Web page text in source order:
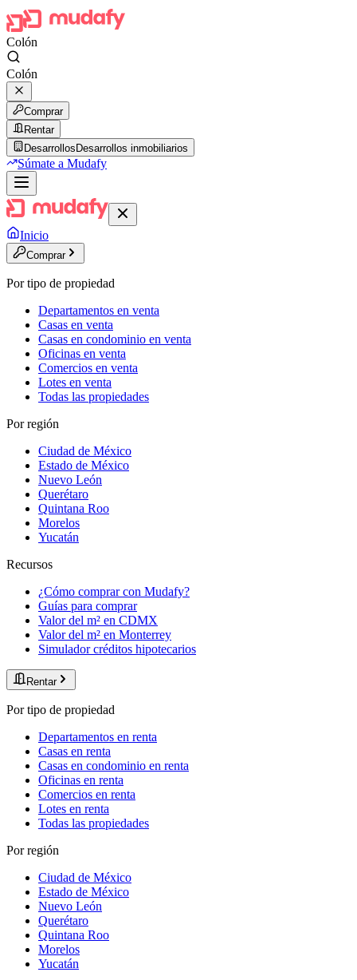
Colón
Colón
Comprar
Rentar
Desarrollos Desarrollos inmobiliarios
Súmate a Mudafy
Inicio
Comprar
Por tipo de propiedad
Departamentos en venta
Casas en venta
Casas en condominio en venta
Oficinas en venta
Comercios en venta
Lotes en venta
Todas las propiedades
Por región
Ciudad de México
Estado de México
Nuevo León
Querétaro
Quintana Roo
Morelos
Yucatán
Recursos
¿Cómo comprar con Mudafy?
Guías para comprar
Valor del m² en CDMX
Valor del m² en Monterrey
Simulador créditos hipotecarios
Rentar
Por tipo de propiedad
Departamentos en renta
Casas en renta
Casas en condominio en renta
Oficinas en renta
Comercios en renta
Lotes en renta
Todas las propiedades
Por región
Ciudad de México
Estado de México
Nuevo León
Querétaro
Quintana Roo
Morelos
Yucatán